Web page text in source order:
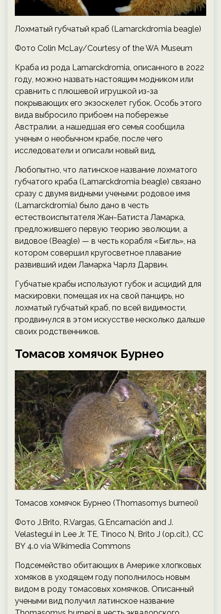
Лохматый губчатый краб (Lamarckdromia beagle)
Фото Colin McLay/Courtesy of the WA Museum
Краба из рода Lamarckdromia, описанного в 2022
году, можно назвать настоящим модником или
сравнить с плюшевой игрушкой из-за
покрывающих его экзоскелет губок. Особь этого
вида выбросило прибоем на побережье
Австралии, а нашедшая его семья сообщила
ученым о необычном крабе, после чего
исследователи и описали новый вид.
Любопытно, что латинское название лохматого
губчатого краба (Lamarckdromia beagle) связано
сразу с двумя видными учеными: родовое имя
(Lamarckdromia) было дано в честь
естествоиспытателя Жан-Батиста Ламарка,
предложившего первую теорию эволюции, а
видовое (Beagle) — в честь корабля «Бигль», на
котором совершил кругосветное плавание
развивший идеи Ламарка Чарлз Дарвин.
Губчатые крабы используют губок и асцидий для
маскировки, помещая их на свой панцирь, но
лохматый губчатый краб, по всей видимости,
продвинулся в этом искусстве несколько дальше
своих родственников.
Томасов хомячок Бурнео
Томасов хомячок Бурнео (Thomasomys burneoi)
Фото J.Brito, R.Vargas, G.Encarnación and J.
Velastegui in Lee Jr. TE, Tinoco N, Brito J (op.cit.), CC
BY 4.0 via Wikimedia Commons
Подсемейство обитающих в Америке хлопковых
хомяков в уходящем году пополнилось новым
видом в роду томасовых хомячков. Описанный
учеными вид получил латинское название